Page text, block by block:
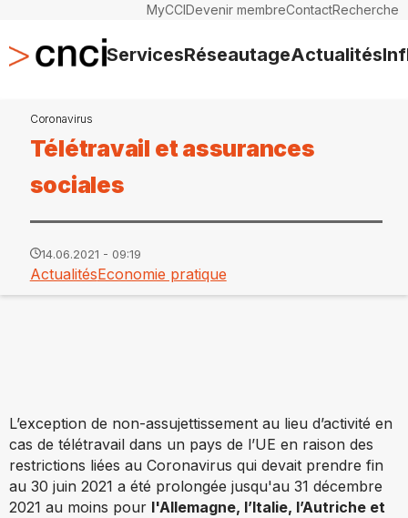
MyCCIDevenir membreContactRecherche
ServicesRéseautageActualités
Coronavirus
Télétravail et assurances
sociales
14.06.2021 - 09:19
ActualitésEconomie pratique
L’exception de non-assujettissement au lieu d’activité en
cas de télétravail dans un pays de l’UE en raison des
restrictions liées au Coronavirus qui devait prendre fin
au 30 juin 2021 a été prolongée jusqu'au 31 décembre
2021 au moins pour l'Allemagne, l’Italie, l’Autriche et